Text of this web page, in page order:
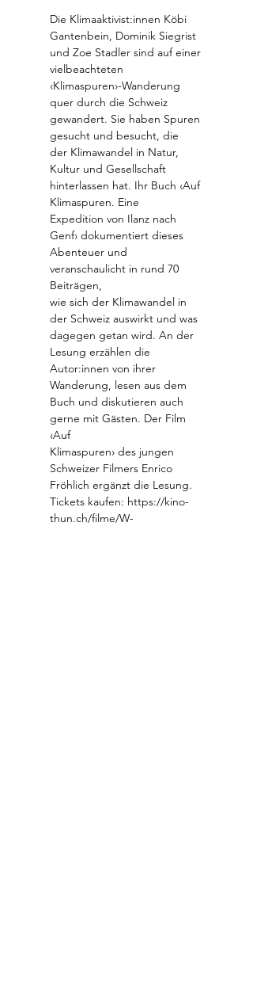
Die Klimaaktivist:innen Köbi
Gantenbein, Dominik Siegrist
und Zoe Stadler sind auf einer
vielbeachteten
‹Klimaspuren›-Wanderung
quer durch die Schweiz
gewandert. Sie haben Spuren
gesucht und besucht, die
der Klimawandel in Natur,
Kultur und Gesellschaft
hinterlassen hat. Ihr Buch ‹Auf
Klimaspuren. Eine
Expedition von Ilanz nach
Genf› dokumentiert dieses
Abenteuer und
veranschaulicht in rund 70
Beiträgen,
wie sich der Klimawandel in
der Schweiz auswirkt und was
dagegen getan wird. An der
Lesung erzählen die
Autor:innen von ihrer
Wanderung, lesen aus dem
Buch und diskutieren auch
gerne mit Gästen. Der Film
‹Auf
Klimaspuren› des jungen
Schweizer Filmers Enrico
Fröhlich ergänzt die Lesung.
Tickets kaufen: https://kino-
thun.ch/filme/W-